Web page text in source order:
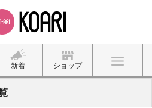
新着 ショップ